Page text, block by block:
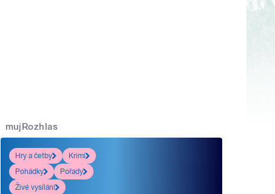
mujRozhlas
Hry a četby
Krimi
Pohádky
Pořady
Živé vysílání